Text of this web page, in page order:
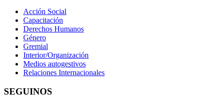
Acción Social
Capacitación
Derechos Humanos
Género
Gremial
Interior/Organización
Medios autogestivos
Relaciones Internacionales
SEGUINOS